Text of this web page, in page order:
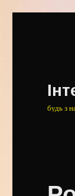
будь з